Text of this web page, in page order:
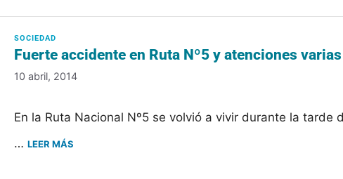
Fuerte accidente en Ruta Nº5 y atenciones
10 abril, 2014
En la Ruta Nacional Nº5 se volvió a vivir durante la
… LEER MÁS